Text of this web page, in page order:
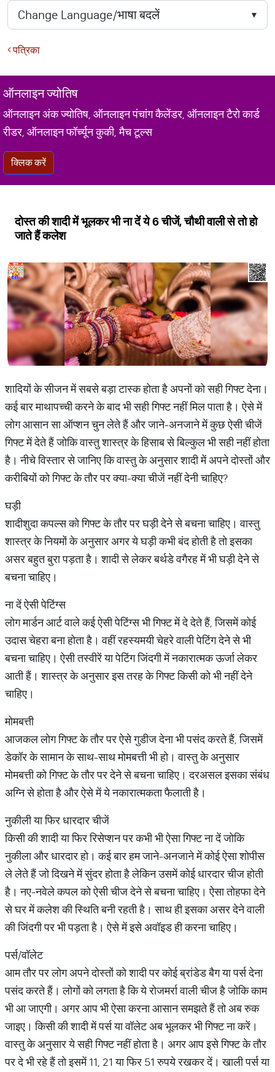
पत्रिका
ऑनलाइन ज्योतिष
ऑनलाइन अंक ज्योतिष, ऑनलाइन पंचांग कैलेंडर, ऑनलाइन टैरो कार्ड
रीडर, ऑनलाइन फॉर्च्यून कुकी, मैच टूल्स
क्लिक करें
दोस्त की शादी में भूलकर भी ना दें ये 6 चीजें, चौथी वाली से तो हो
जाते हैं कलेश
शादियों के सीजन में सबसे बड़ा टास्क होता है अपनों को सही गिफ्ट देना।
कई बार माथापच्ची करने के बाद भी सही गिफ्ट नहीं मिल पाता है। ऐसे में
लोग आसान सा ऑप्शन चुन लेते हैं और जाने-अनजाने में कुछ ऐसी चीजें
गिफ्ट में देते हैं जोकि वास्तु शास्त्र के हिसाब से बिल्कुल भी सही नहीं होता
है। नीचे विस्तार से जानिए कि वास्तु के अनुसार शादी में अपने दोस्तों और
करीबियों को गिफ्ट के तौर पर क्या-क्या चीजें नहीं देनी चाहिए?
घड़ी
शादीशुदा कपल्स को गिफ्ट के तौर पर घड़ी देने से बचना चाहिए। वास्तु
शास्त्र के नियमों के अनुसार अगर ये घड़ी कभी बंद होती है तो इसका
असर बहुत बुरा पड़ता है। शादी से लेकर बर्थडे वगैरह में भी घड़ी देने से
बचना चाहिए।
ना दें ऐसी पेटिंग्स
लोग मार्डन आर्ट वाले कई ऐसी पेटिंग्स भी गिफ्ट में दे देते हैं, जिसमें कोई
उदास चेहरा बना होता है। वहीं रहस्यमयी चेहरे वाली पेटिंग देने से भी
बचना चाहिए। ऐसी तस्वीरें या पेटिंग जिंदगी में नकारात्मक ऊर्जा लेकर
आती हैं। शास्त्र के अनुसार इस तरह के गिफ्ट किसी को भी नहीं देने
चाहिए।
मोमबत्ती
आजकल लोग गिफ्ट के तौर पर ऐसे गुडीज देना भी पसंद करते हैं, जिसमें
डेकॉर के सामान के साथ-साथ मोमबत्ती भी हो। वास्तु के अनुसार
मोमबत्ती को गिफ्ट के तौर पर देने से बचना चाहिए। दरअसल इसका संबंध
अग्नि से होता है और ऐसे में ये नकारात्मकता फैलाती है।
नुकीली या फिर धारदार चीजें
किसी की शादी या फिर रिसेप्शन पर कभी भी ऐसा गिफ्ट ना दें जोकि
नुकीला और धारदार हो। कई बार हम जाने-अनजाने में कोई ऐसा शोपीस
ले लेते हैं जो दिखने में सुंदर होता है लेकिन उसमें कोई धारदार चीज होती
है। नए-नवेले कपल को ऐसी चीज देने से बचना चाहिए। ऐसा तोहफा देने
से घर में कलेश की स्थिति बनी रहती है। साथ ही इसका असर देने वाली
की जिंदगी पर भी पड़ता है। ऐसे में इसे अवॉइड ही करना चाहिए।
पर्स/वॉलेट
आम तौर पर लोग अपने दोस्तों को शादी पर कोई ब्रांडेड बैग या पर्स देना
पसंद करते हैं। लोगों को लगता है कि ये रोजमर्रा वाली चीज है जोकि काम
भी आ जाएगी। अगर आप भी ऐसा करना आसान समझते हैं तो अब रुक
जाइए। किसी की शादी में पर्स या वॉलेट अब भूलकर भी गिफ्ट ना करें।
वास्तु के अनुसार ये सही गिफ्ट नहीं होता है। अगर आप इसे गिफ्ट के तौर
पर दे भी रहे हैं तो इसमें 11, 21 या फिर 51 रुपये रखकर दें। खाली पर्स या